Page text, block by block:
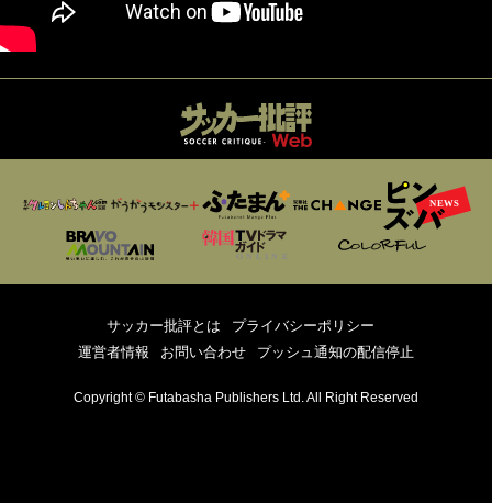
サッカー批評とは
プライバシーポリシー
運営者情報
お問い合わせ プッシュ通知の配信停止
Copyright © Futabasha Publishers Ltd. All Right Reserved